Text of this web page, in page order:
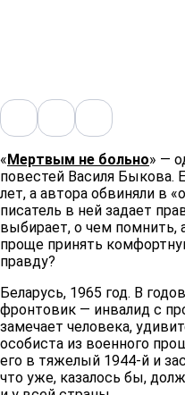
«Мертвым не больно» —
повестей Василя Быкова.
лет, а автора обвиняли в
писатель в ней задает
выбирает, о чем помнить,
проще принять
правду?
Беларусь, 1965 год. В
фронтовик — инвалид с
замечает человека,
особиста из военного
его в тяжелый 1944-й и
что уже, казалось бы,